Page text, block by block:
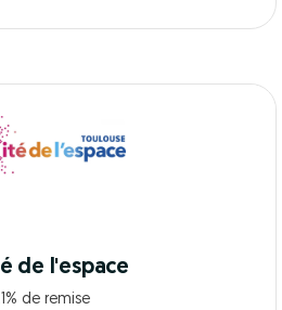
de l'espace
de remise